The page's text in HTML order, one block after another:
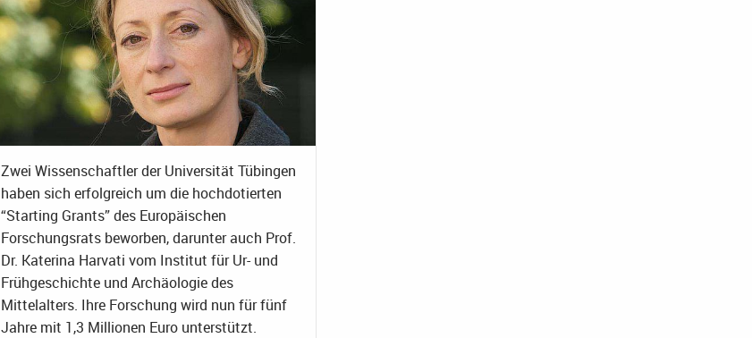
Zwei Wissenschaftler der Universität Tübingen
haben sich erfolgreich um die hochdotierten
“Starting Grants” des Europäischen
Forschungsrats beworben, darunter auch Prof.
Dr. Katerina Harvati vom Institut für Ur- und
Frühgeschichte und Archäologie des
Mittelalters. Ihre Forschung wird nun für fünf
Jahre mit 1,3 Millionen Euro unterstützt.